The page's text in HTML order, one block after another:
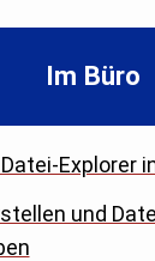
Im Büro
Explorer
und